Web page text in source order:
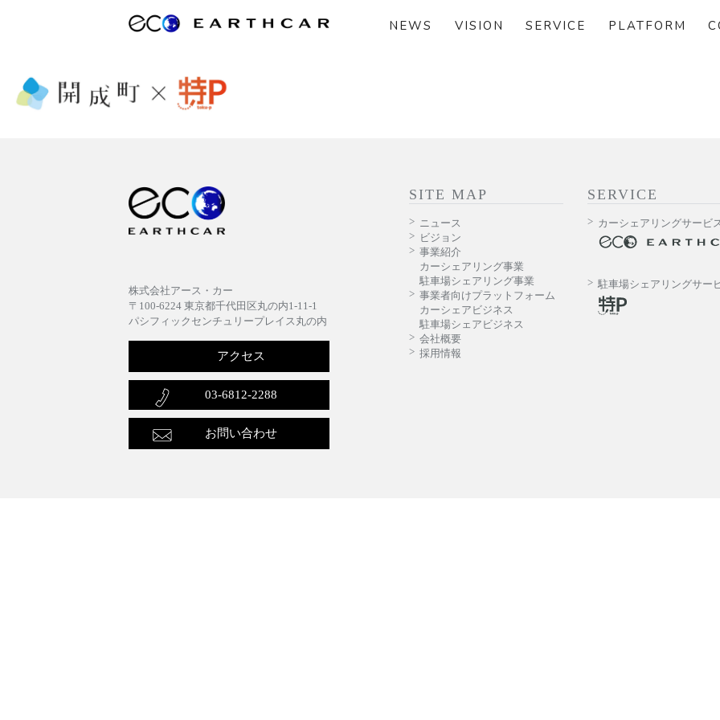
NEWS VISION SERVICE PLATFORM
株式会社アース・カー
〒100-6224 東京都千代田区丸の内1-11-1
パシフィックセンチュリープレイス丸の内
アクセス
03-6812-2288
お問い合わせ
SITE MAP
ニュース
ビジョン
事業紹介
カーシェアリング事業
駐車場シェアリング事業
事業者向けプラットフォーム
カーシェアビジネス
駐車場シェアビジネス
会社概要
採用情報
SERVICE
カーシェアリングサービ
駐車場シェアリングサー